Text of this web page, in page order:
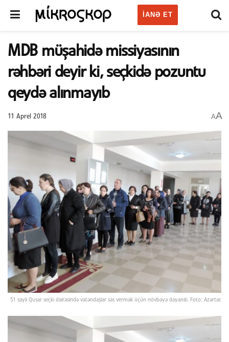
IANƏ ET
MDB müşahidə missiyasının
rəhbəri deyir ki, seçkidə pozuntu
qeydə alınmayıb
11 Aprel 2018 AA
51 saylı Qusar seçki dairəsində vətəndaşlar səs vermək üçün növbəyə dayanıb. Foto: Azərtac